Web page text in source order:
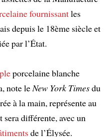
fournissantles
depuis le 18ème siècle et
par l’État.
porcelaine blanche
note leNew York Timesdu
à la main, représente au
différente, avec un
de l’Élysée.